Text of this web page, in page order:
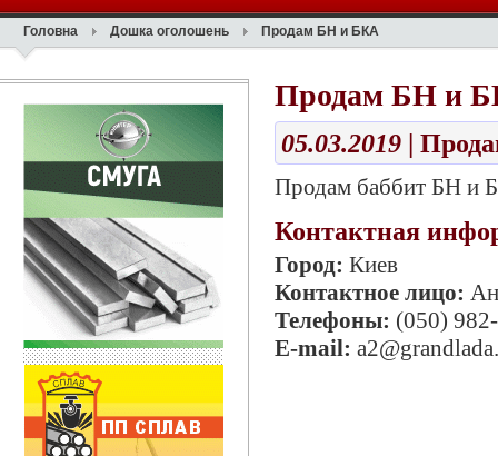
Головна Дошка оголошень Продам БН и БКА
Продам БН и
05.03.2019 |
Продам баббит БН и
Контактная
Город: Киев
Контактное лицо:
Телефоны: (050)
E-mail: